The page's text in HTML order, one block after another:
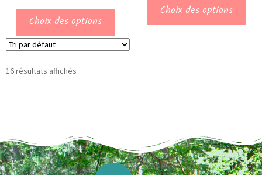
Choix des options
Choix des options
16 résultats affichés